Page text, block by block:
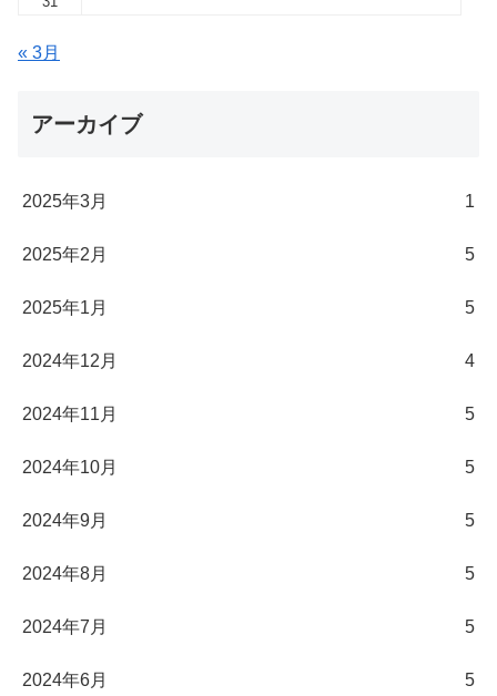
« 3月
アーカイブ
2025年3月 1
2025年2月 5
2025年1月 5
2024年12月 4
2024年11月 5
2024年10月 5
2024年9月 5
2024年8月 5
2024年7月 5
2024年6月 5